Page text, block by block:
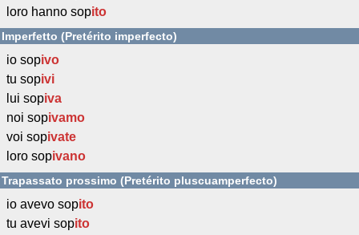
loro hanno sopito
Imperfetto (Pretérito imperfecto)
io sopivo
tu sopivi
lui sopiva
noi sopivamo
voi sopivate
loro sopivano
Trapassato prossimo (Pretérito pluscuamperfecto)
io avevo sopito
tu avevi sopito